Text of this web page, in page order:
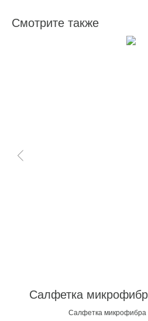
Смотрите также
Салфетка
Салфетка микрофибра